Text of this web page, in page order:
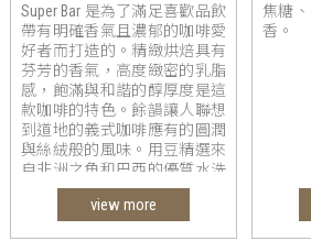
Super Bar 是為了滿足喜歡品飲
帶有明確香氣且濃郁的咖啡愛
好者而打造的。精緻烘焙具有
芬芳的香氣，高度緻密的乳脂
感，飽滿與和諧的醇厚度是這
款咖啡的特色。餘韻讓人聯想
到道地的義式咖啡應有的圓潤
與絲絨般的風味。用豆精選來
自非洲之角和巴西的優質水洗
與日曬的阿拉比卡豆，以及非
洲和亞洲的羅布斯塔組合而
view more
焦糖
香。